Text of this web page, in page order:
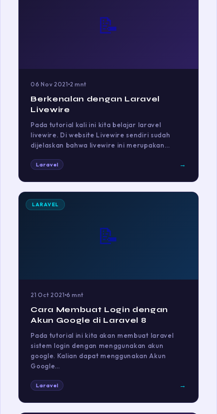
📝
06 Nov 2021 2 mnt
Berkenalan dengan Laravel
Livewire
Pada tutorial kali ini kita belajar laravel
livewire. Di website Livewire sendiri sudah
dijelaskan bahwa livewire ini merupakan…
Laravel →
📝
LARAVEL
21 Oct 2021 6 mnt
Cara Membuat Login dengan
Akun Google di Laravel 8
Pada tutorial ini kita akan membuat laravel
sistem login dengan menggunakan akun
google. Kalian dapat menggunakan Akun
Google…
Laravel →